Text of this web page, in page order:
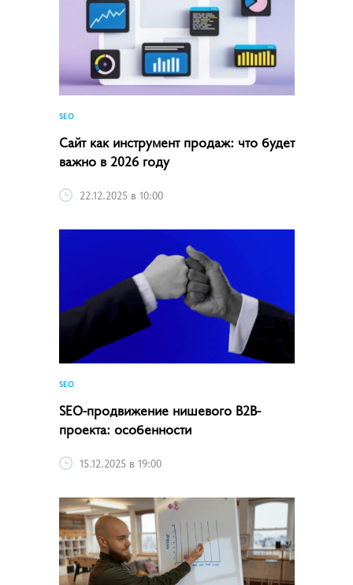
SEO
Сайт как инструмент продаж: что будет
важно в 2026 году
22.12.2025 в 10:00
SEO
SEO-продвижение нишевого B2B-
проекта: особенности
15.12.2025 в 19:00